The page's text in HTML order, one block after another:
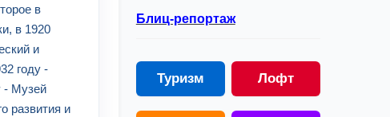
в
в 1920
и
году -
- Музей
развития и
Блиц-репортаж
Туризм Лофт